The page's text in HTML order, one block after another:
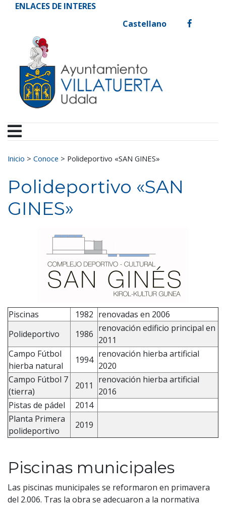
Ir al contenido
Ayuntamiento de
ENLACES DE INTERES
Castellano
facebook
Buscar:
Inicio > Conoce > Polideportivo «SAN GINES»
Polideportivo «SAN
GINES»
Piscinas 1982 renovadas en 2006
Polideportivo
1986
renovación edificio principal en
2011
Campo Fútbol
hierba natural
1994
renovación hierba artificial
2020
Campo Fútbol 7
(tierra)
2011
renovación hierba artificial
2016
Pistas de pádel
2014
Planta Primera
polideportivo
2019
Piscinas municipales
Las piscinas municipales se reformaron en primavera
del 2.006. Tras la obra se adecuaron a la normativa